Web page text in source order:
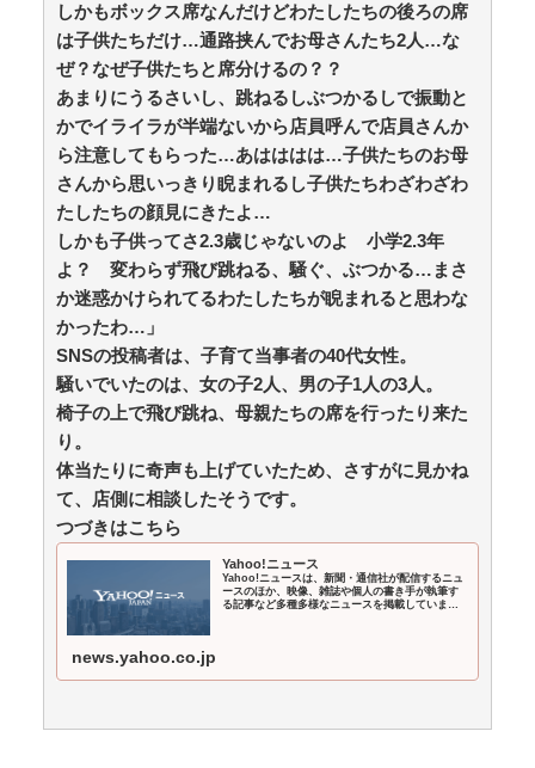
【画像】GANTZの絶望シーン、ここで決まるｗｗｗ /
5chまとめMAP(総合) NEW! (8/9 12:45)
【日常に潜む恐怖】エリコいますか？ / おまとめアン
テナ
NEW!
週1エステ＆週3パーソナルジム通いの美意識過剰な先
輩「これって普通だよね？」→私「真似できません…」
の不毛なやり取りに疲れ果てた・・・ / おまとめアンテ
NEW! (8/9 10:19)
【顔に異変】「明らかに違う」ドランクドラゴン塚地
の姿がやばい ※私の本音 / おまとめアンテナ
(8/9 07:09)
【朗報】高瀬くるみ＆浅倉樹々がランチ「ききちゃん
って呼んで？今日から友達ね！」 / おまとめアンテナ
(8/9 07:00)
三大王道寿司「まぐろ」「サーモン」あとひとつは？
/ おまとめアンテナ
(8/9 06:26)
Powered by livedoor 相互RSS
しかもボックス席なんだけどわたしたちの後ろの席
は子供たちだけ…通路挟んでお母さんたち2人…な
ぜ？なぜ子供たちと席分けるの？？
あまりにうるさいし、跳ねるしぶつかるしで振動と
かでイライラが半端ないから店員呼んで店員さんか
ら注意してもらった…あはははは…子供たちのお母
さんから思いっきり睨まれるし子供たちわざわざわ
たしたちの顔見にきたよ…
しかも子供ってさ2.3歳じゃないのよ 小学2.3年
よ？ 変わらず飛び跳ねる、騒ぐ、ぶつかる…まさ
か迷惑かけられてるわたしたちが睨まれると思わな
かったわ…」
SNSの投稿者は、子育て当事者の40代女性。
騒いでいたのは、女の子2人、男の子1人の3人。
椅子の上で飛び跳ね、母親たちの席を行ったり来た
り。
体当たりに奇声も上げていたため、さすがに見かね
て、店側に相談したそうです。
つづきはこちら
Yahoo!ニュース
Yahoo!ニュースは、新聞・通信社が配信するニュ
ースのほか、映像、雑誌や個人の書き手が執筆す
る記事など多種多様なニュースを掲載していま
news.yahoo.co.jp